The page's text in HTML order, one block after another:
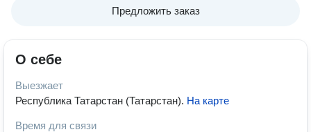
Предложить заказ
О себе
Выезжает
Республика Татарстан (Татарстан). На карте
Время для связи